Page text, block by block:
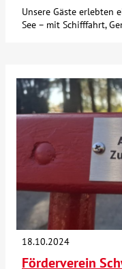
Unsere Gäste erlebten
See – mit Schifffahrt,
18.10.2024
Förderverein